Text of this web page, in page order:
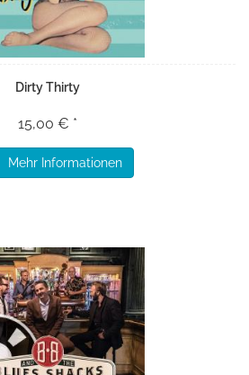
Dirty Thirty
15,00 € *
Mehr Informationen